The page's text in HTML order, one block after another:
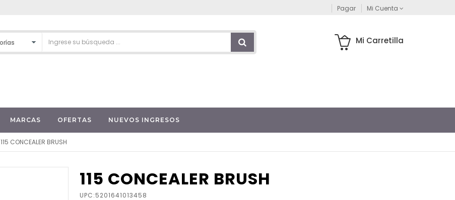
Pagar Mi Cuenta
Mi Carretilla
MARCAS OFERTAS NUEVOS INGRESOS
115 CONCEALER BRUSH
115 CONCEALER BRUSH
UPC:5201641013458